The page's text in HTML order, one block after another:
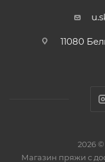
11080
2026 ©
Магазин пряжи с